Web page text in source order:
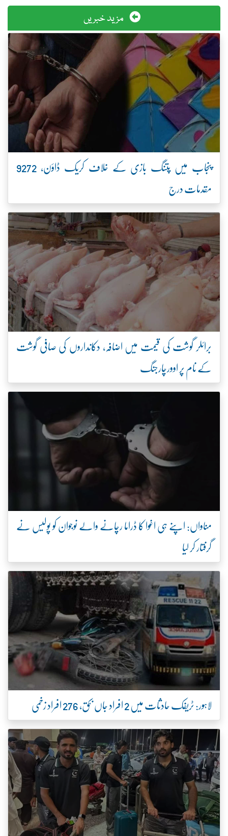
مزید خبریں
پنجاب میں پتنگ بازی کے خلاف کریک ڈاؤن، 9272
مقدمات درج
برائلر گوشت کی قیمت میں اضافہ، دکانداروں کی صافی گوشت
کے نام پر اوورچارجنگ
مناواں: اپنے ہی اغوا کا ڈراما رچانے والے نوجوان کو پولیس نے
گرفتار کر لیا
لاہور: ٹریفک حادثات میں 2 افراد جاں بحق، 276 افراد زخمی